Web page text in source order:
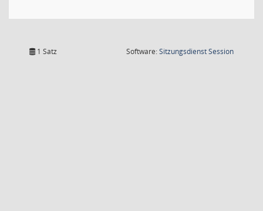
1 Satz Software:SitzungsdienstSession(Wird in